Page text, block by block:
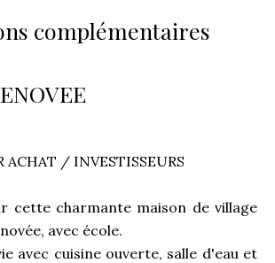
complémentaires
ACHAT / INVESTISSEURS
cette charmante maison de village
avec école.
avec cuisine ouverte, salle d'eau et